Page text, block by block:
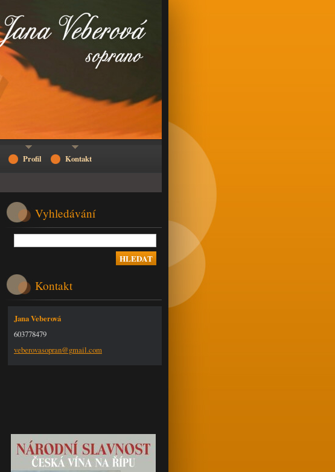
Vyhledávání
Kontakt
Jana Veberová
603778479
veberovasopran@gmail.com
Profil Kontakt